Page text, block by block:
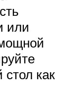
или
как